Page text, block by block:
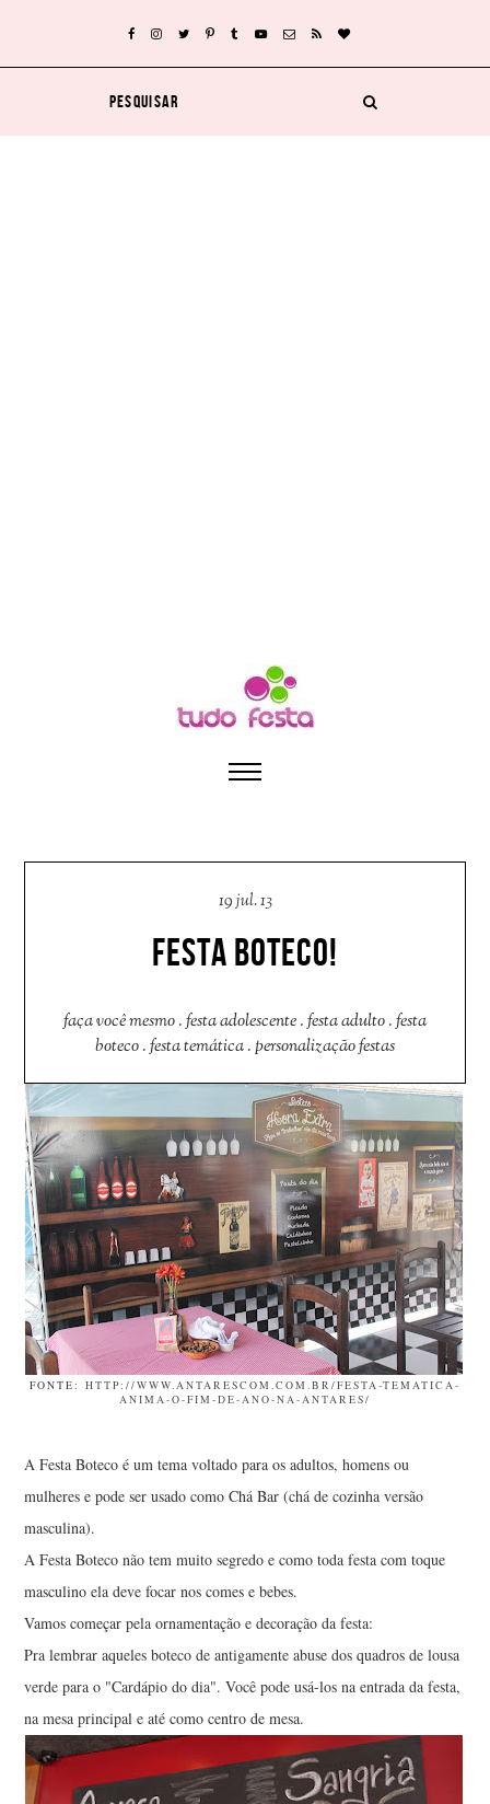
19 jul. 13
FESTA BOTECO!
faça você mesmo.festa adolescente.festa adulto.festa
boteco.festa temática.personalização festas
FONTE: HTTP://WWW.ANTARESCOM.COM.BR/FESTA-TEMATICA-
ANIMA-O-FIM-DE-ANO-NA-ANTARES/
A Festa Boteco é um tema voltado para os adultos, homens ou
mulheres e pode ser usado como Chá Bar (chá de cozinha versão
masculina).
A Festa Boteco não tem muito segredo e como toda festa com toque
masculino ela deve focar nos comes e bebes.
Vamos começar pela ornamentação e decoração da festa:
Pra lembrar aqueles boteco de antigamente abuse dos quadros de lousa
verde para o "Cardápio do dia". Você pode usá-los na entrada da festa,
na mesa principal e até como centro de mesa.